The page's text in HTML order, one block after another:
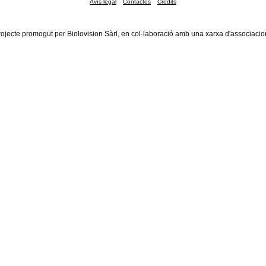
Avís legal Contactes Crèdits
promogut per Biolovision Sàrl, en col·laboració amb una xarxa